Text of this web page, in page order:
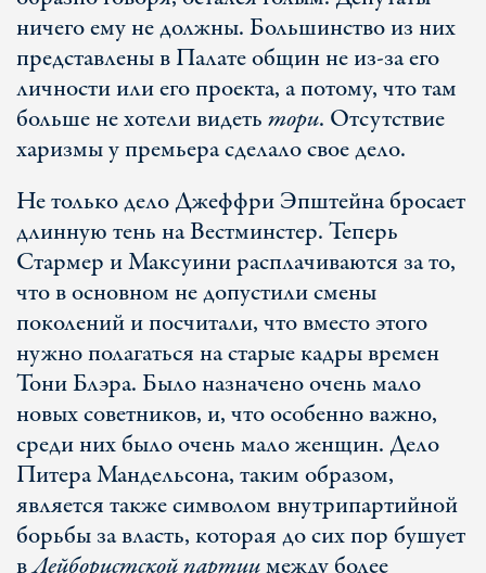
ничего ему не должны. Большинство из них
представлены в Палате общин не из-за его
личности или его проекта, а потому, что там
больше не хотели видетьтори. Отсутствие
харизмы у премьера сделало свое дело.
Не только дело Джеффри Эпштейна бросает
длинную тень на Вестминстер. Теперь
Стармер и Максуини расплачиваются за то,
что в основном не допустили смены
поколений и посчитали, что вместо этого
нужно полагаться на старые кадры времен
Тони Блэра. Было назначено очень мало
новых советников, и, что особенно важно,
среди них было очень мало женщин. Дело
Питера Мандельсона, таким образом,
является также символом внутрипартийной
борьбы за власть, которая до сих пор бушует